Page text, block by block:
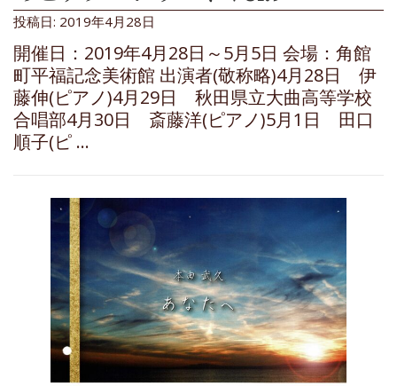
投稿日: 2019年4月28日
開催日：2019年4月28日～5月5日 会場：角館
町平福記念美術館 出演者(敬称略)4月28日 伊
藤伸(ピアノ)4月29日 秋田県立大曲高等学校
合唱部4月30日 斎藤洋(ピアノ)5月1日 田口
順子(ピ …